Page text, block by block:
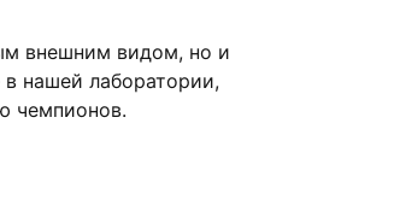
внешним видом, но и
нашей лаборатории,
чемпионов.